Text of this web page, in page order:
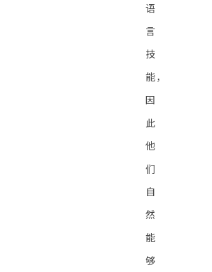
语
言
技
能，
因
此
他
们
自
然
能
够